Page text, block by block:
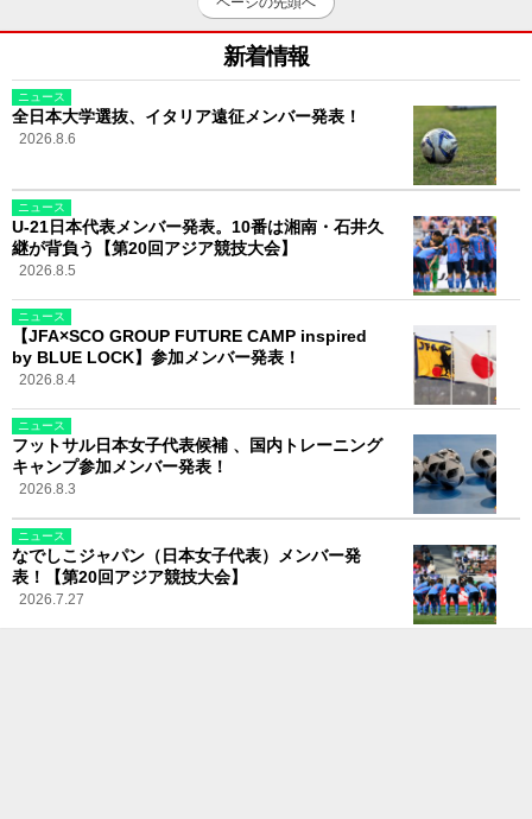
新着情報
ニュース
全日本大学選抜、イタリア遠征メンバー発表！
2026.8.6
ニュース
U-21日本代表メンバー発表。10番は湘南・石井久
継が背負う【第20回アジア競技大会】
2026.8.5
ニュース
【JFA×SCO GROUP FUTURE CAMP inspired
by BLUE LOCK】参加メンバー発表！
2026.8.4
ニュース
フットサル日本女子代表候補 、国内トレーニング
キャンプ参加メンバー発表！
2026.8.3
ニュース
なでしこジャパン（日本女子代表）メンバー発
表！【第20回アジア競技大会】
2026.7.27